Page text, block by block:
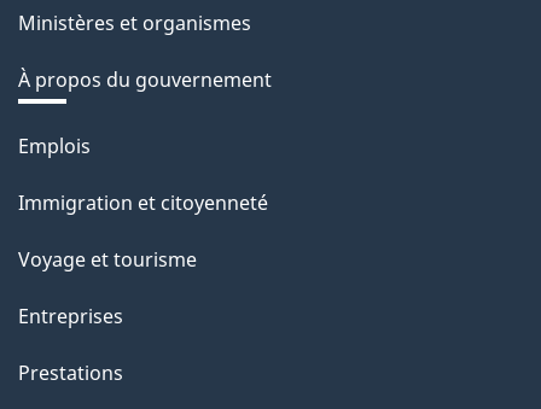
Ministères et organismes
À propos du gouvernement
Thèmes
sujets
Emplois
Immigration et citoyenneté
Voyage et tourisme
Entreprises
Prestations